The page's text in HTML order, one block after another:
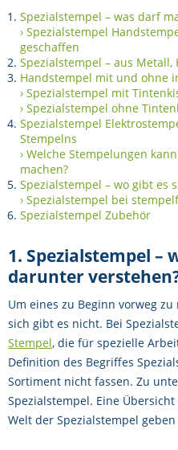
Spezialstempel – was darf
› Spezialstempel
geschaffen
Spezialstempel – aus Metall,
Handstempel mit und ohne
› Spezialstempel mit
› Spezialstempel ohne
Spezialstempel
Stempelns
› Welche Stempelungen
machen?
Spezialstempel – wo gibt es
› Spezialstempel bei
Spezialstempel Zubehör
1. Spezialstempel –
darunter
Um eines zu Beginn vorweg
sich gibt es nicht. Bei
Stempel, die für spezielle
Definition des Begriffes
Sortiment nicht fassen. Zu
Spezialstempel. Eine
Welt der Spezialstempel